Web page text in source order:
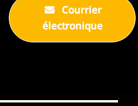
Courrier
électronique